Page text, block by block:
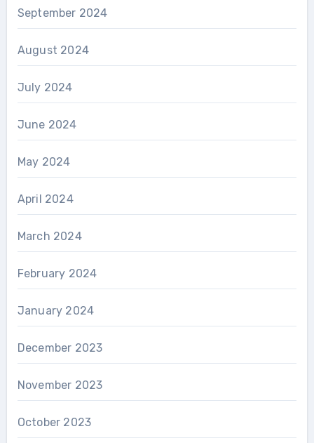
September 2024
August 2024
July 2024
June 2024
May 2024
April 2024
March 2024
February 2024
January 2024
December 2023
November 2023
October 2023